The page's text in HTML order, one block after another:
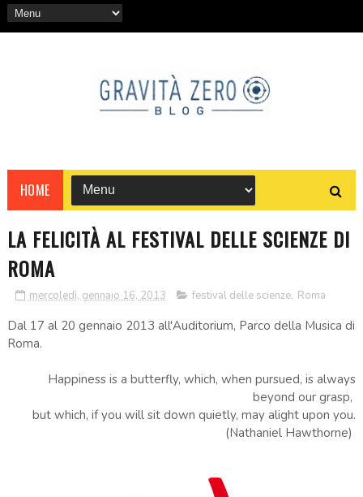
HOME
LA FELICITÀ AL FESTIVAL DELLE SCIENZE DI
ROMA
mercoledì, gennaio 16, 2013 festival delle scienze, Roma
Dal 17 al 20 gennaio 2013 all'Auditorium, Parco della Musica di
Roma.
Happiness is a butterfly, which, when pursued, is always
beyond our grasp,
but which, if you will sit down quietly, may alight upon you.
(Nathaniel Hawthorne)